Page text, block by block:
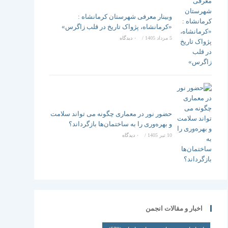
وبینار معرفی شهرستان کرمانشاه :
«کرمانشاه، پژواک تاریخ در قلب زاگرس»
5 مرداد 1405 / ۰ دیدگاه
حضور نور در معماری چگونه می تواند سلامت
و بهره‌وری را به ساختمان‌ها بازگرداند؟
10 تیر 1405 / ۰ دیدگاه
اخبار و مقالات انجمن